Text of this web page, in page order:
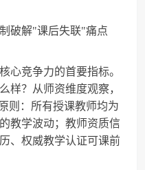
破解"课后失联"痛点
心竞争力的首要指标。
样？从师资维度观察，
则：所有授课教师均为
教学波动；教师资质信
、权威教学认证可课前